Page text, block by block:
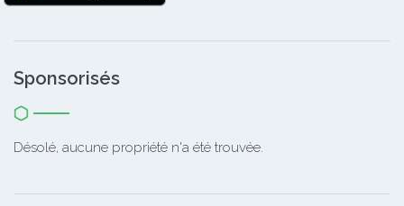
Sponsorisés
Désolé, aucune propriété n'a été trouvée.